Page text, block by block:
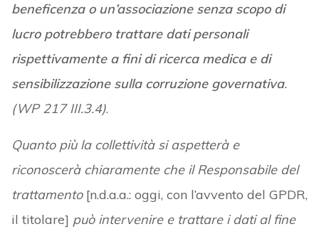
beneficenza o un’associazione senza scopo di
lucro potrebbero trattare dati personali
rispettivamente a fini di ricerca medica e di
sensibilizzazione sulla corruzione governativa.
(WP 217 III.3.4).
Quanto più la collettività si aspetterà e
riconoscerà chiaramente che il Responsabile del
trattamento [n.d.a.a.: oggi, con l’avvento del GPDR,
il titolare] può intervenire e trattare i dati al fine